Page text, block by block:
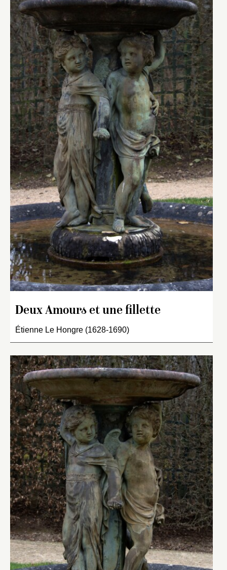
Deux Amours et une fillette
Étienne Le Hongre (1628-1690)